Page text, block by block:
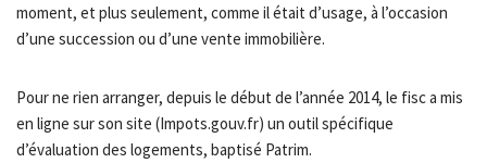
moment, et plus seulement, comme il était d’usage, à l’occasion
d’une succession ou d’une vente immobilière.
Pour ne rien arranger, depuis le début de l’année 2014, le fisc a mis
en ligne sur son site (Impots.gouv.fr) un outil spécifique
d’évaluation des logements, baptisé Patrim.